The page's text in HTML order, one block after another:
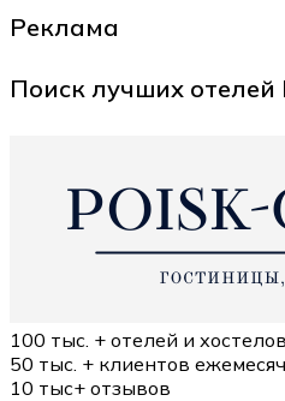
Реклама
Поиск лучших отелей
100 тыс. + отелей и хостелов
50 тыс. + клиентов
10 тыс+ отзывов